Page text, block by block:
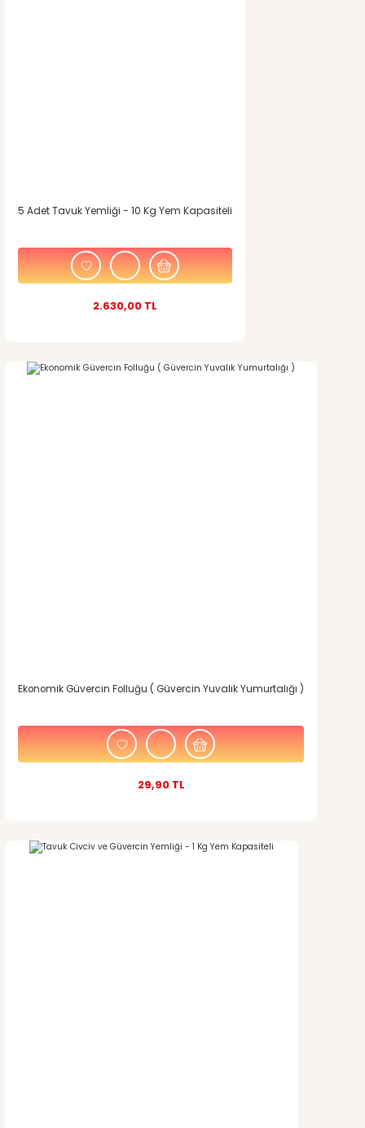
5 Adet Tavuk Yemliği - 10 Kg Yem Kapasiteli
2.630,00 TL
Ekonomik Güvercin Folluğu ( Güvercin Yuvalık Yumurtalığı )
29,90 TL